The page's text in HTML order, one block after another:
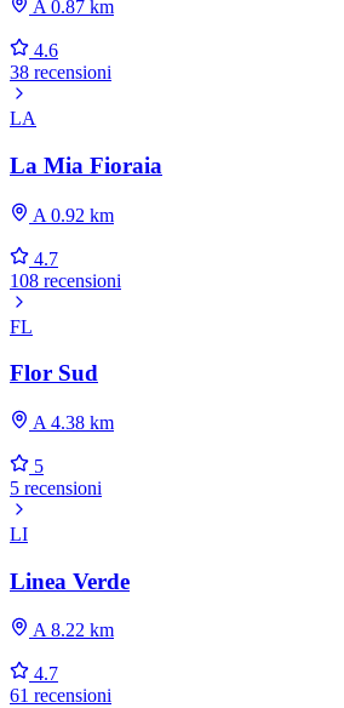
A 0.87 km
4.6
38 recensioni
LA
La Mia Fioraia
A 0.92 km
4.7
108 recensioni
FL
Flor Sud
A 4.38 km
5
5 recensioni
LI
Linea Verde
A 8.22 km
4.7
61 recensioni